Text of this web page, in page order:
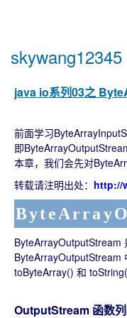
skywang12345
java io系列03之
前面学习
即
本章，我们会先对
转载请注明出处： http://
ByteArrayOutputStream
ByteArrayOutputStream
toByteArray() 和
OutputStream 函数